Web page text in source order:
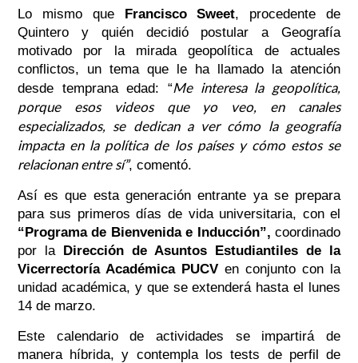
Lo mismo que Francisco Sweet, procedente de
Quintero y quién decidió postular a Geografía
motivado por la mirada geopolítica de actuales
conflictos, un tema que le ha llamado la atención
desde temprana edad: “Me interesa la geopolítica,
porque esos videos que yo veo, en canales
especializados, se dedican a ver cómo la geografía
impacta en la política de los países y cómo estos se
relacionan entre sí”, comentó.
Así es que esta generación entrante ya se prepara
para sus primeros días de vida universitaria, con el
“Programa de Bienvenida e Inducción”, coordinado
por la Dirección de Asuntos Estudiantiles de la
Vicerrectoría Académica PUCVen conjunto con la
unidad académica, y que se extenderá hasta el lunes
14 de marzo.
Este calendario de actividades se impartirá de
manera híbrida, y contempla los tests de perfil de